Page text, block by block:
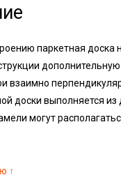
паркетная доска
взаимно
доски выполняется
могут
↑